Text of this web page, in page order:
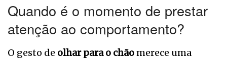
Quando é o momento de prestar
atenção ao comportamento?
O gesto de olhar para o chãomerece uma